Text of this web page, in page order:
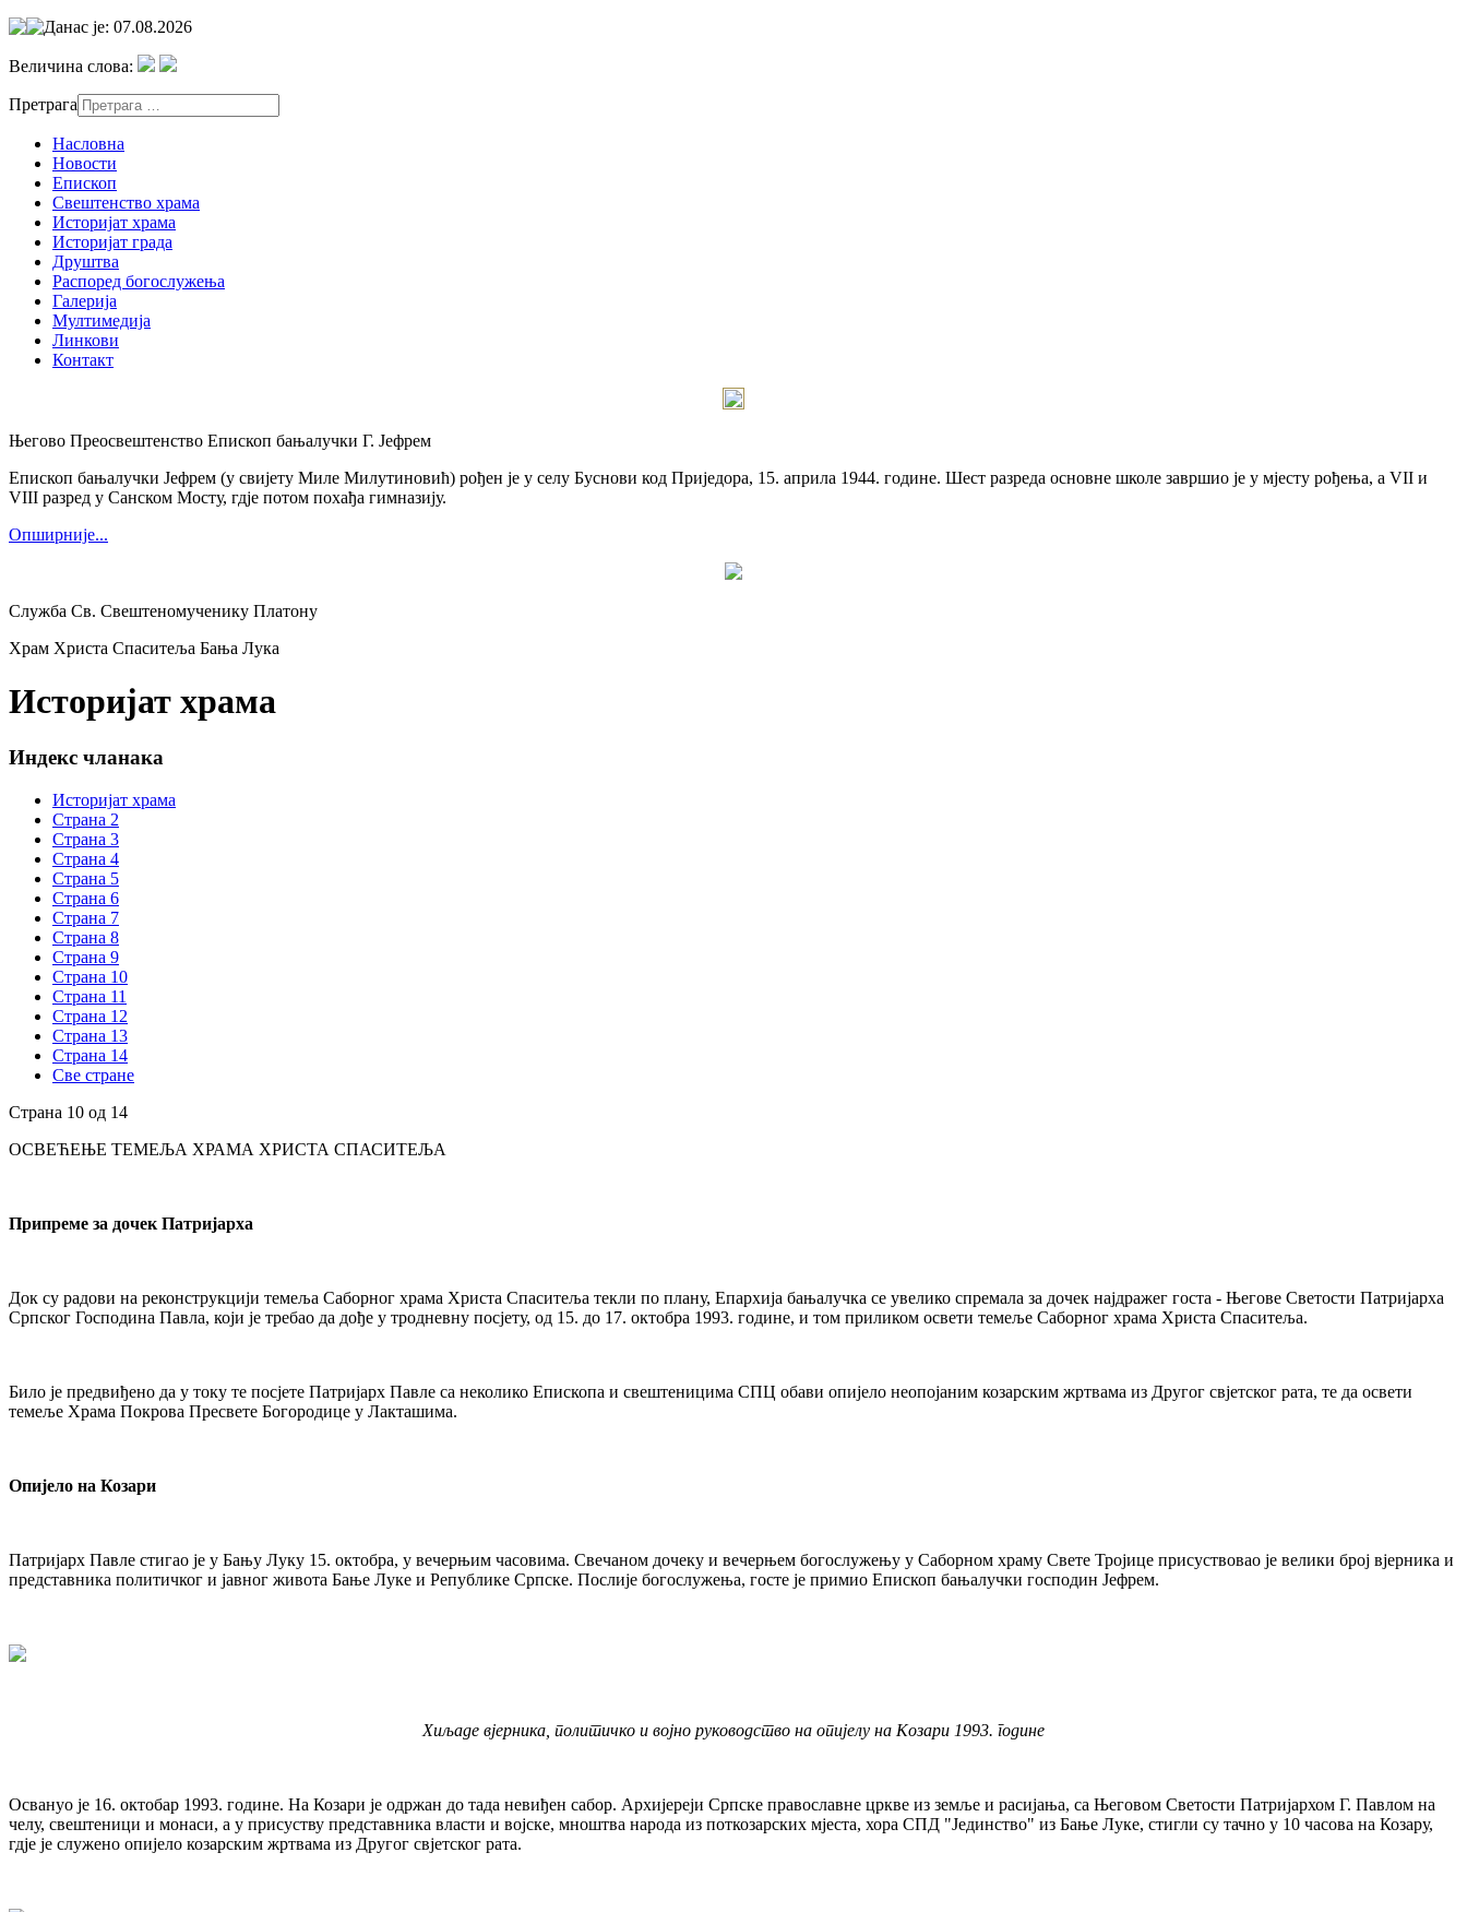
Данас је: 07.08.2026
Величина слова:
Претрага
Насловна
Новости
Епископ
Свештенство храма
Историјат храма
Историјат града
Друштва
Распоред богослужења
Галерија
Мултимедија
Линкови
Контакт
Његово Преосвештенство Епископ бањалучки Г. Јефрем
Епископ бањалучки Јефрем (у свијету Миле Милутиновић) рођен је у селу Буснови код Приједора, 15. априла 1944. године. Шест разреда основне школе завршио је у мјесту рођења, а VII и
VIII разред у Санском Мосту, гдје потом похађа гимназију.
Опширније...
Служба Св. Свештеномученику Платону
Храм Христа Спаситеља Бања Лука
Историјат храма
Индекс чланака
Историјат храма
Страна 2
Страна 3
Страна 4
Страна 5
Страна 6
Страна 7
Страна 8
Страна 9
Страна 10
Страна 11
Страна 12
Страна 13
Страна 14
Све стране
Страна 10 од 14
ОСВЕЋЕЊЕ ТЕМЕЉА ХРАМА ХРИСТА СПАСИТЕЉА
Припреме за дочек Патријарха
Док су радови на реконструкцији темеља Саборног храма Христа Спаситеља текли по плану, Епархија бањалучка се увелико спремала за дочек најдражег госта - Његове Светости Патријарха
Српског Господина Павла, који је требао да дође у тродневну посјету, од 15. до 17. октобра 1993. године, и том приликом освети темеље Саборног храма Христа Спаситеља.
Било је предвиђено да у току те посјете Патријарх Павле са неколико Епископа и свештеницима СПЦ обави опијело неопојаним козарским жртвама из Другог свјетског рата, те да освети
темеље Храма Покрова Пресвете Богородице у Лакташима.
Опијело на Козари
Патријарх Павле стигао је у Бању Луку 15. октобра, у вечерњим часовима. Свечаном дочеку и вечерњем богослужењу у Саборном храму Свете Тројице присуствовао је велики број вјерника и
представника политичког и јавног живота Бање Луке и Републике Српске. Послије богослужења, госте је примио Епископ бањалучки господин Јефрем.
Хиљаде вјерника, политичко и војно руководство на опијелу на Козари 1993. године
Освануо је 16. октобар 1993. године. На Козари је одржан до тада невиђен сабор. Архијереји Српске православне цркве из земље и расијања, са Његовом Светости Патријархом Г. Павлом на
челу, свештеници и монаси, а у присуству представника власти и војске, мноштва народа из поткозарских мјеста, хора СПД "Јединство" из Бање Луке, стигли су тачно у 10 часова на Козару,
гдје је служено опијело козарским жртвама из Другог свјетског рата.